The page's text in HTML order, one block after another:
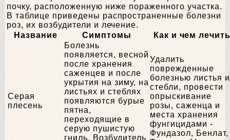
почку, расположенную ниже пораженного участка.
В таблице приведены распространенные болезни
роз, их возбудители и лечение.
Название
Симптомы Как и чем
Серая
плесень
Болезнь
появляется, весной
после хранения
саженцев и после
укрытия на зиму, на
листьях и стеблях
появляются бурые
пятна,
переходящие в
серую пушистую
гниль. Возбудитель
Удалить
поврежденные
болезнью листья и
стебли, провести
опрыскивание
розы, саженца и
места хранения
фунгицидами -
Фундазол, Бенлат,